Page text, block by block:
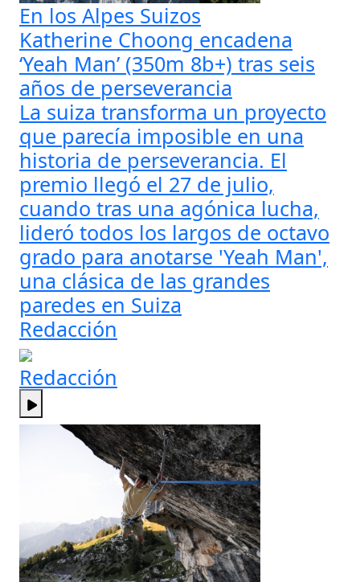
En los Alpes Suizos
Katherine Choong encadena
‘Yeah Man’ (350m 8b+) tras seis
años de perseverancia
La suiza transforma un proyecto
que parecía imposible en una
historia de perseverancia. El
premio llegó el 27 de julio,
cuando tras una agónica lucha,
lideró todos los largos de octavo
grado para anotarse 'Yeah Man',
una clásica de las grandes
paredes en Suiza
Redacción
Redacción